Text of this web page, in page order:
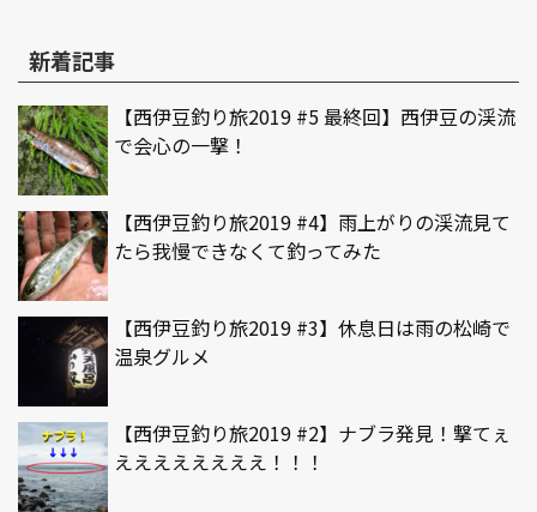
新着記事
【西伊豆釣り旅2019 #5 最終回】西伊豆の渓流
で会心の一撃！
【西伊豆釣り旅2019 #4】雨上がりの渓流見て
たら我慢できなくて釣ってみた
【西伊豆釣り旅2019 #3】休息日は雨の松崎で
温泉グルメ
【西伊豆釣り旅2019 #2】ナブラ発見！撃てぇ
ええええええええ！！！